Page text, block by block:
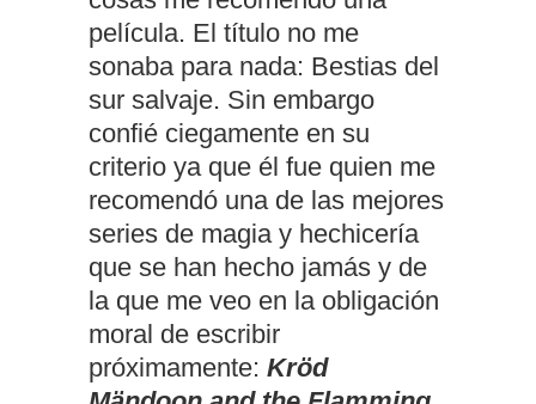
película. El título no me
sonaba para nada: Bestias del
sur salvaje. Sin embargo
confié ciegamente en su
criterio ya que él fue quien me
recomendó una de las mejores
series de magia y hechicería
que se han hecho jamás y de
la que me veo en la obligación
moral de escribir
próximamente: Kröd